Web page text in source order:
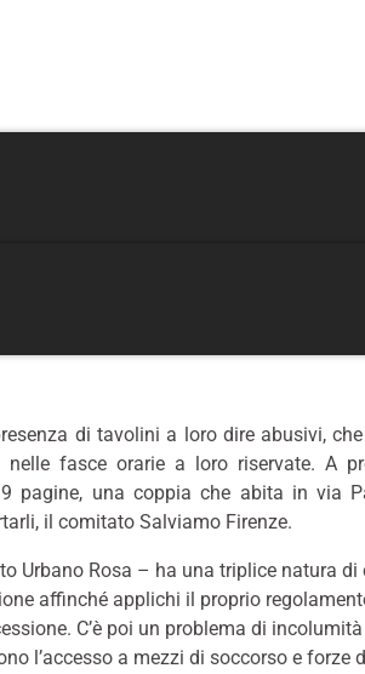
di tavolini a loro dire abusivi,
fasce orarie a loro riservate. A
pagine, una coppia che abita in via
il comitato Salviamo Firenze.
Urbano Rosa – ha una triplice natura di
affinché applichi il proprio
C’è poi un problema di
l’accesso a mezzi di soccorso e forze